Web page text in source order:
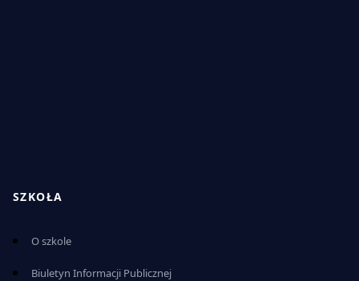
SZKOŁA
O szkole
Biuletyn Informacji Publicznej